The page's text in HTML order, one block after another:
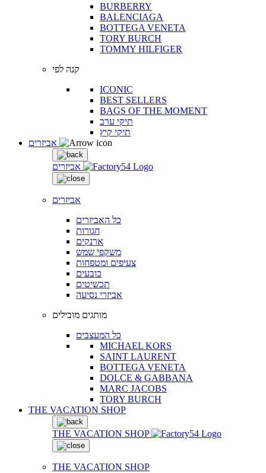
BURBERRY
BALENCIAGA
BOTTEGA VENETA
TORY BURCH
TOMMY HILFIGER
קנה לפי
ICONIC
BEST SELLERS
BAGS OF THE MOMENT
תיקי ערב
תיקי קיץ
אביזרים
אביזרים
כל האביזרים
חגורות
ארנקים
משקפי שמש
צעיפים ומטפחות
כובעים
תכשיטים
אביזרי נסיעה
מותגים מובילים
כל המעצבים
MICHAEL KORS
SAINT LAURENT
BOTTEGA VENETA
DOLCE & GABBANA
MARC JACOBS
TORY BURCH
THE VACATION SHOP
THE VACATION SHOP
THE VACATION SHOP